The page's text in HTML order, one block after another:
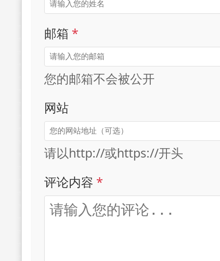
邮箱 *
您的邮箱不会被公开
网站
请以http://或https://开头
评论内容 *